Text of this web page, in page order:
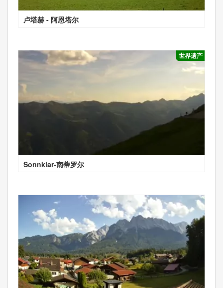
卢塔赫 - 阿恩塔尔
世界遗产
Sonnklar-南蒂罗尔